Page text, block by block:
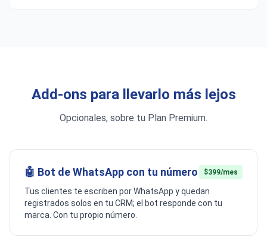
Add-ons para llevarlo más lejos
Opcionales, sobre tu Plan Premium.
🤖 Bot de WhatsApp con tu número $399/mes
Tus clientes te escriben por WhatsApp y quedan
registrados solos en tu CRM; el bot responde con tu
marca. Con tu propio número.